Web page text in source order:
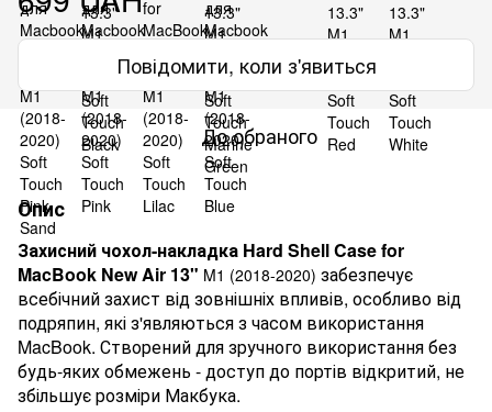
Повідомити, коли з'явиться
До обраного
Опис
Захисний чохол-накладка Hard ShellCasefor
MacBook New Air 13" M1 (2018-2020) забезпечує
всебічний захист від зовнішніх впливів, особливо від
подряпин, які з'являються з часом використання
MacBook. Створений для зручного використання без
будь-яких обмежень - доступ до портів відкритий, не
збільшує розміри Макбука.